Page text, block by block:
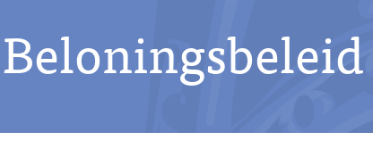
Beloningsbeleid